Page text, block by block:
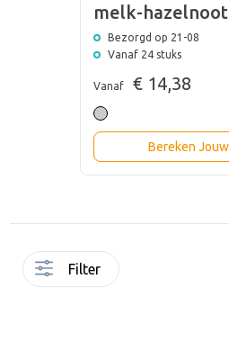
melk-hazelnoot
Bezorgd op 21-08
Vanaf 24 stuks
Vanaf € 14,38
Filter